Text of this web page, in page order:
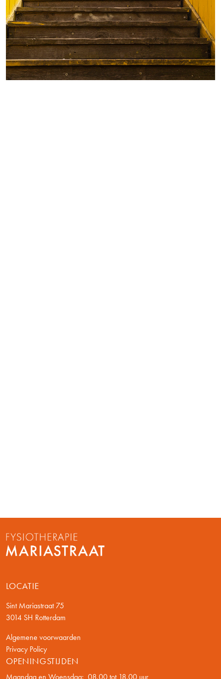
LOCATIE
Sint Mariastraat 75
3014 SH Rotterdam
Algemene voorwaarden
Privacy Policy
OPENINGSTIJDEN